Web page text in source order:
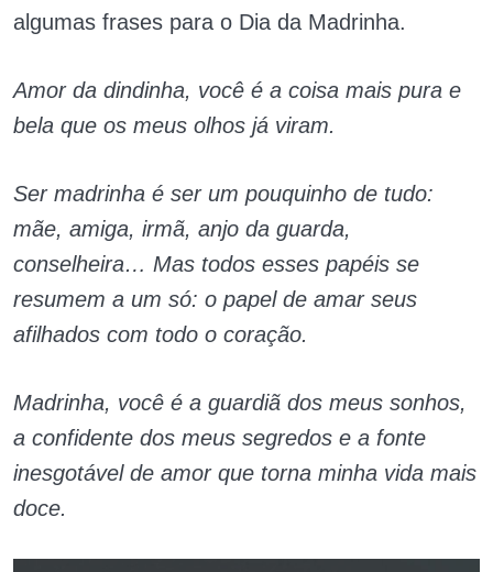
algumas frases para o Dia da Madrinha.
Amor da dindinha, você é a coisa mais pura e
bela que os meus olhos já viram.
Ser madrinha é ser um pouquinho de tudo:
mãe, amiga, irmã, anjo da guarda,
conselheira… Mas todos esses papéis se
resumem a um só: o papel de amar seus
afilhados com todo o coração.
Madrinha, você é a guardiã dos meus sonhos,
a confidente dos meus segredos e a fonte
inesgotável de amor que torna minha vida mais
doce.